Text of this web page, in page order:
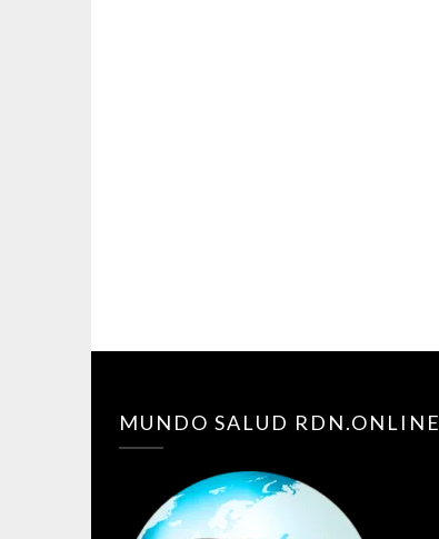
MUNDO SALUD RDN.ONLINE